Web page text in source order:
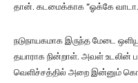
தான். கடமைக்காக “ஓக்கே
நடுநாயகமாக இருந்த மேடை
தயாராக நின்றாள். அவள் உடலின்
வெளிச்சத்தில் அறை இன்னும்